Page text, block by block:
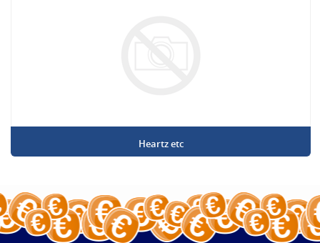
Heartz etc